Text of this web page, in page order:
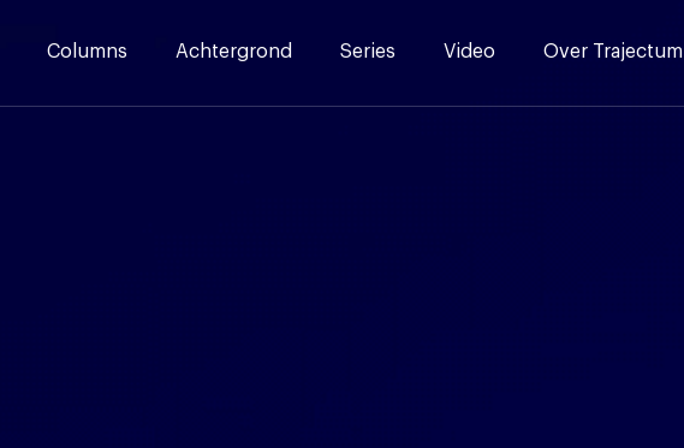
Columns Achtergrond Series Video Over Trajectum